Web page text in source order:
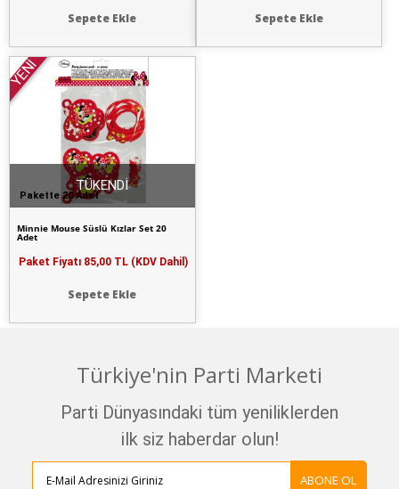
Sepete Ekle Sepete Ekle
Pakette 20 Adet
YENİ
Minnie Mouse Süslü Kızlar Set 20
Adet
Paket Fiyatı 85,00 TL (KDV Dahil)
Sepete Ekle
TÜKENDİ
Türkiye'nin Parti Marketi
Parti Dünyasındaki tüm yeniliklerden
ilk siz haberdar olun!
ABONE OL